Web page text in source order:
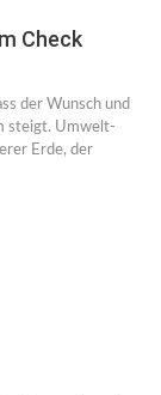
Check
der Wunsch und
steigt. Umwelt-
Erde, der